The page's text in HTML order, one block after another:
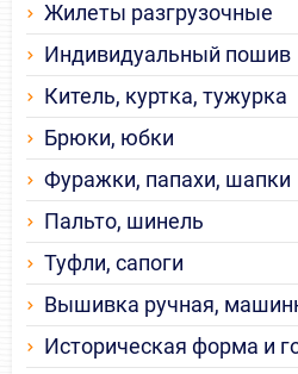
Жилеты разгрузочные
Индивидуальный пошив
Китель, куртка, тужурка
Брюки, юбки
Фуражки, папахи, шапки
Пальто, шинель
Туфли, сапоги
Вышивка ручная,
Историческая форма и